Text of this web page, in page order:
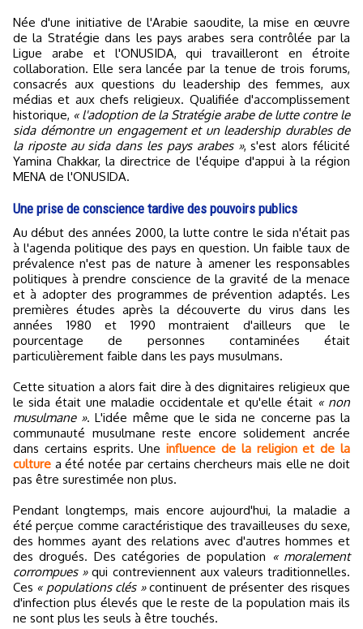
Née d'une initiative de l'Arabie saoudite, la mise en œuvre
de la Stratégie dans les pays arabes sera contrôlée par la
Ligue arabe et l'ONUSIDA, qui travailleront en étroite
collaboration. Elle sera lancée par la tenue de trois forums,
consacrés aux questions du leadership des femmes, aux
médias et aux chefs religieux. Qualifiée d'accomplissement
historique, « l'adoption de la Stratégie arabe de lutte contre le
sida démontre un engagement et un leadership durables de
la riposte au sida dans les pays arabes », s'est alors félicité
Yamina Chakkar, la directrice de l'équipe d'appui à la région
MENA de l'ONUSIDA.
Une prise de conscience tardive des pouvoirs publics
Au début des années 2000, la lutte contre le sida n'était pas
à l'agenda politique des pays en question. Un faible taux de
prévalence n'est pas de nature à amener les responsables
politiques à prendre conscience de la gravité de la menace
et à adopter des programmes de prévention adaptés. Les
premières études après la découverte du virus dans les
années 1980 et 1990 montraient d'ailleurs que le
pourcentage de personnes contaminées était
particulièrement faible dans les pays musulmans.
Cette situation a alors fait dire à des dignitaires religieux que
le sida était une maladie occidentale et qu'elle était « non
musulmane ». L'idée même que le sida ne concerne pas la
communauté musulmane reste encore solidement ancrée
dans certains esprits. Uneinfluence de la religion et de la
culture a été notée par certains chercheurs mais elle ne doit
pas être surestimée non plus.
Pendant longtemps, mais encore aujourd'hui, la maladie a
été perçue comme caractéristique des travailleuses du sexe,
des hommes ayant des relations avec d'autres hommes et
des drogués. Des catégories de population « moralement
corrompues »qui contreviennent aux valeurs traditionnelles.
Ces « populations clés »continuent de présenter des risques
d'infection plus élevés que le reste de la population mais ils
ne sont plus les seuls à être touchés.